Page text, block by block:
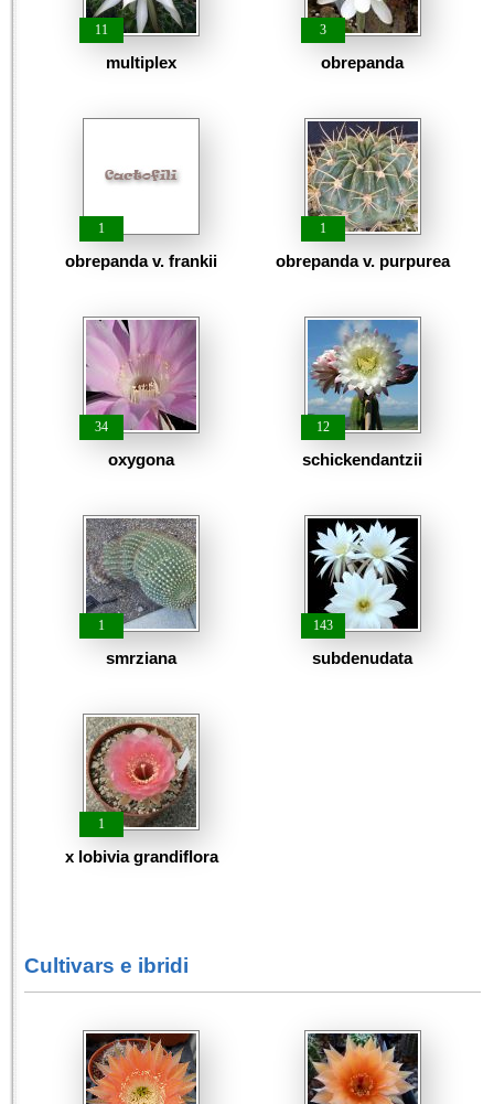
11
multiplex
3
obrepanda
1
obrepanda v. frankii
1
obrepanda v. purpurea
34
oxygona
12
schickendantzii
1
smrziana
143
subdenudata
1
x lobivia grandiflora
Cultivars e ibridi